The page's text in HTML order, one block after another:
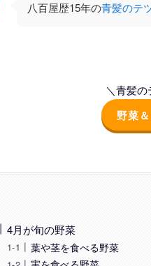
八百屋歴15年の青髪のテ
＼青髪
野菜
4月が旬の野菜
葉や茎を食べる野菜